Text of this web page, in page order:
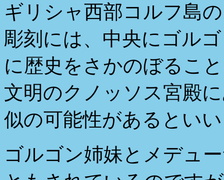
ギリシャ西部コルフ島
彫刻には、中央にゴル
に歴史をさかのぼるこ
文明のクノッソス宮殿
似の可能性があるとい
ゴルゴン姉妹とメデュ